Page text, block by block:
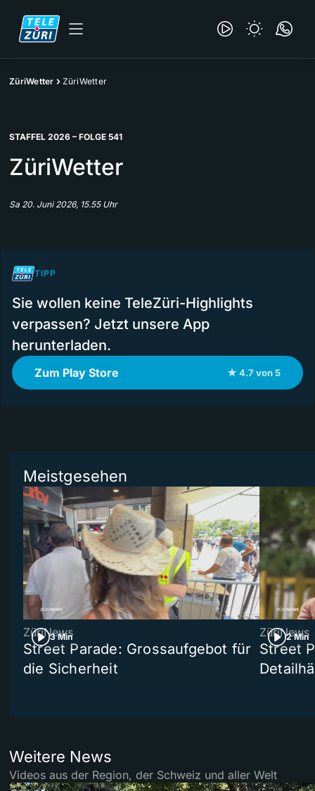
ZüriWetter ZüriWetter
STAFFEL 2026 – FOLGE 541
ZüriWetter
Sa 20. Juni 2026, 15.55 Uhr
TIPP
Sie wollen keine TeleZüri-Highlights
verpassen? Jetzt unsere App
herunterladen.
Zum Play Store ★ 4.7 von 5
Meistgesehen
3 Min
ZüriNews
Street Parade: Grossaufgebot für
die Sicherheit
2 Min
ZüriNews
Street
Weitere News
Videos aus der Region, der Schweiz und aller Welt